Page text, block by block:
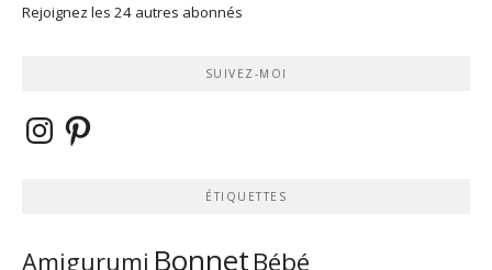
Rejoignez les 24 autres abonnés
SUIVEZ-MOI
InstagramPinterest
ÉTIQUETTES
Amigurumi BonnetBébé